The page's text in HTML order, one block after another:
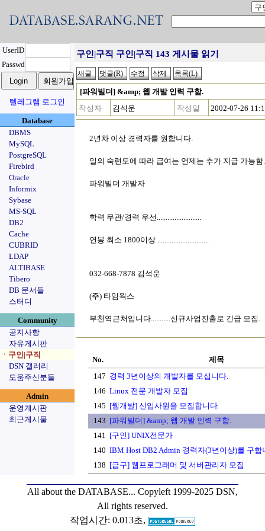
UserID
Passwd
텔레그램 로그인
Database
DBMS
MySQL
PostgreSQL
Firebird
Oracle
Informix
Sybase
MS-SQL
DB2
Cache
CUBRID
LDAP
ALTIBASE
Tibero
DB 문서들
스터디
Community
공지사항
자유게시판
ㆍ구인|구직
DSN 갤러리
도움주신분들
Admin
운영게시판
최근게시물
구인|구직 구인|구직 143 게시물 읽기
[파워빌더] &amp; 웹 개발 인력 구함.
작성자
김석운 작성일 2002-07-26
2년차 이상 경력자를 원합니다.
일의 숙련도에 따라 급여는 언제는 추가 지급 가능함.
파워빌더 개발자
학력 무관/경력 우선.........................
연봉 최소 1800이상 .............................
032-668-7878 김석운
(주) 타임웍스
부천역근처입니다...........신규사업진출로 긴급 모집.
No.
제목
147 경력 3년이상의 개발자를 모십니다.
146 Linux 전문 개발자 모집
145 [웹개발] 신입사원을 모집합니다.
143 [파워빌더] &amp; 웹 개발 인력 구함.
141 [구인] UNIX전문가
140 IBM Host DB2 Admin 경력자(3년이상)를 구합
138 [급구] 웹프로그래머 및 서버관리자 모집
All about the DATABASE... Copyleft 1999-2025 DSN,
All rights reserved.
작업시간: 0.013초,